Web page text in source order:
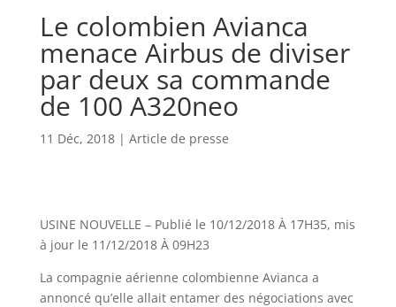
Le colombien Avianca
menace Airbus de diviser
par deux sa commande
de 100 A320neo
11 Déc, 2018| Article de presse
USINE NOUVELLE – Publié le 10/12/2018 À 17H35, mis
à jour le 11/12/2018 À 09H23
La compagnie aérienne colombienne Avianca a
annoncé qu’elle allait entamer des négociations avec